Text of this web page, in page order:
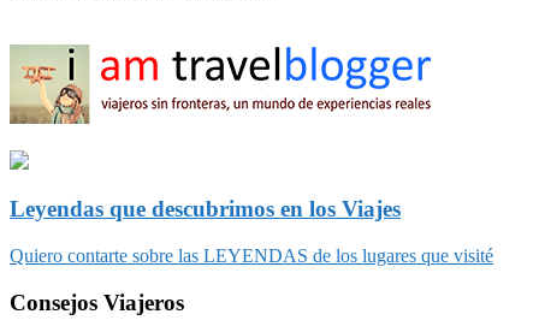
Leyendas que descubrimos en los Viajes
Quiero contarte sobre las LEYENDAS de los lugares que visité
Consejos Viajeros